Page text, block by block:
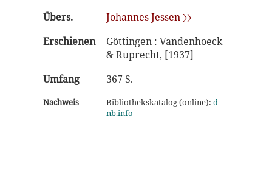
Übers.
Johannes Jessen 〉〉
Erschienen
Göttingen : Vandenhoeck
& Ruprecht, [1937]
Umfang
367 S.
Nachweis Bibliothekskatalog (online): d-
nb.info